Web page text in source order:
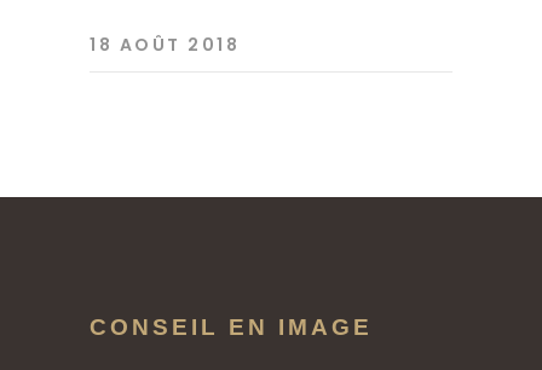
18 AOÛT 2018
CONSEIL EN IMAGE